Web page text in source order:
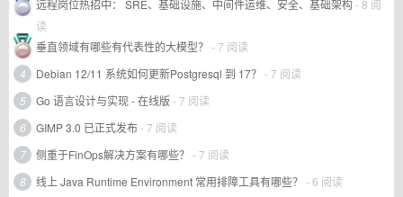
远程岗位热招中： SRE、基础设施、中间件运维、安全、基础架构- 8 阅
读
垂直领域有哪些有代表性的大模型？ - 7 阅读
4
Debian 12/11 系统如何更新Postgresql 到 17？ - 7 阅读
5
Go 语言设计与实现 - 在线版 - 7 阅读
6
GIMP 3.0 已正式发布- 7 阅读
7
侧重于FinOps解决方案有哪些？ - 7 阅读
8
线上 Java Runtime Environment 常用排障工具有哪些？ - 6 阅读